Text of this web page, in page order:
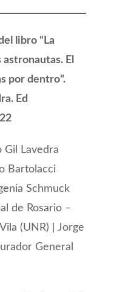
libro “La
El
por dentro”.
Ed
Gil Lavedra
Bartolacci
Schmuck
de Rosario –
(UNR) | Jorge
General